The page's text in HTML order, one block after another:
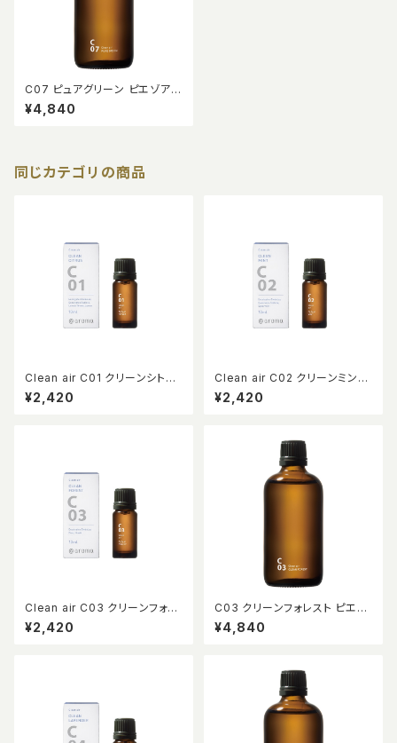
C07 ピュアグリーン ピエゾアロ
マオイル 100ml
¥4,840
同じカテゴリの商品
Clean air C01 クリーンシトラ
ス 10ml
¥2,420
Clean air C02 クリーンミント
10ml
¥2,420
Clean air C03 クリーンフォレ
スト 10ml
¥2,420
C03 クリーンフォレスト ピエゾ
アロマオイル 100ml
¥4,840